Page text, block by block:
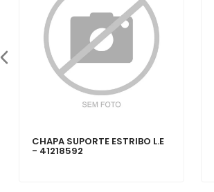
CHAPA SUPORTE ESTRIBO L.E
- 41218592